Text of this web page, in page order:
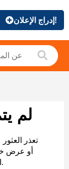
إدراج الإعلان!
لم
تعذر
الخاصة بنا لمساعدتك في العثور على ما تريد.